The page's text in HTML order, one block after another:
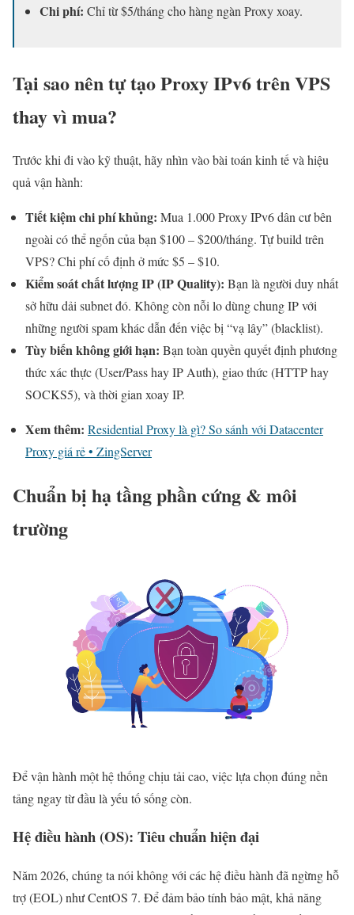
Chi phí: Chỉ từ $5/tháng cho hàng ngàn Proxy xoay.
Tại sao nên tự tạo Proxy IPv6 trên VPS
thay vì mua?
Trước khi đi vào kỹ thuật, hãy nhìn vào bài toán kinh tế và hiệu
quả vận hành:
Tiết kiệm chi phí khủng: Mua 1.000 Proxy IPv6 dân cư bên
ngoài có thể ngốn của bạn $100 – $200/tháng. Tự build trên
VPS? Chi phí cố định ở mức $5 – $10.
Kiểm soát chất lượng IP (IP Quality): Bạn là người duy nhất
sở hữu dải subnet đó. Không còn nỗi lo dùng chung IP với
những người spam khác dẫn đến việc bị “vạ lây” (blacklist).
Tùy biến không giới hạn: Bạn toàn quyền quyết định phương
thức xác thực (User/Pass hay IP Auth), giao thức (HTTP hay
SOCKS5), và thời gian xoay IP.
Xem thêm: Residential Proxy là gì? So sánh với Datacenter
Proxy giá rẻ • ZingServer
Chuẩn bị hạ tầng phần cứng & môi
trường
Để vận hành một hệ thống chịu tải cao, việc lựa chọn đúng nền
tảng ngay từ đầu là yếu tố sống còn.
Hệ điều hành (OS): Tiêu chuẩn hiện đại
Năm 2026, chúng ta nói không với các hệ điều hành đã ngừng hỗ
trợ (EOL) như CentOS 7. Để đảm bảo tính bảo mật, khả năng